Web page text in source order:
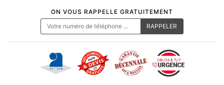
ON VOUS RAPPELLE GRATUITEMENT